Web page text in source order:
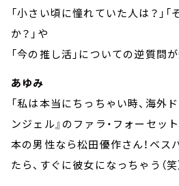
「小さい頃に憧れていた人は？」
か？」や
「今の推し活」についての逆質問
あゆみ
「私は本当にちっちゃい時、海外
ンジェル』のファラ・フォーセッ
本の男性なら松田優作さん！ベス
たら、すぐに彼女になっちゃう（笑